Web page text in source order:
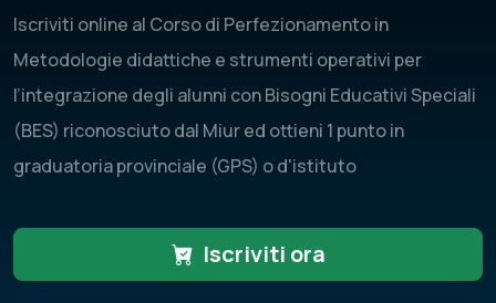
Iscriviti online al Corso di Perfezionamento in
Metodologie didattiche e strumenti operativi per
l’integrazione degli alunni con Bisogni Educativi Speciali
(BES) riconosciuto dal Miur ed ottieni 1 punto in
graduatoria provinciale (GPS) o d'istituto
Iscriviti ora